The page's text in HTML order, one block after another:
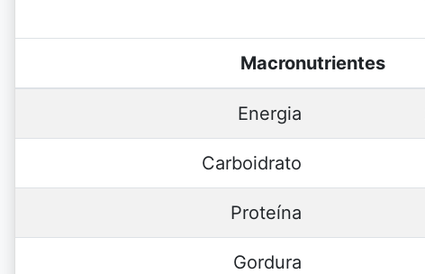
Macronutrientes
Energia
Carboidrato
Proteína
Gordura